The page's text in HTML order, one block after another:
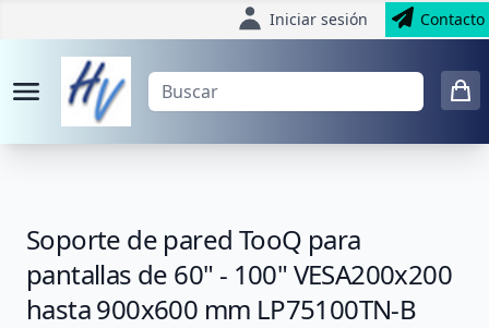
Iniciar sesión Contacto
Soporte de pared TooQ para
pantallas de 60" - 100" VESA200x200
hasta 900x600 mm LP75100TN-B